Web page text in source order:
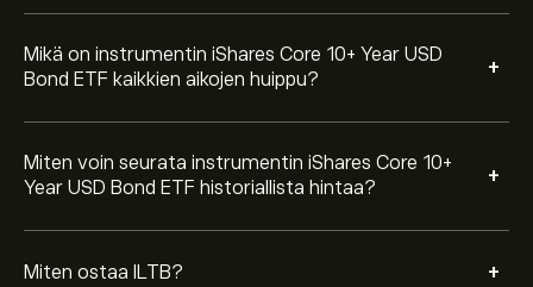
Mikä on instrumentin iShares Core 10+ Year USD
Bond ETF kaikkien aikojen huippu?
+
Miten voin seurata instrumentin iShares Core 10+
Year USD Bond ETF historiallista hintaa?
+
Miten ostaa ILTB? +